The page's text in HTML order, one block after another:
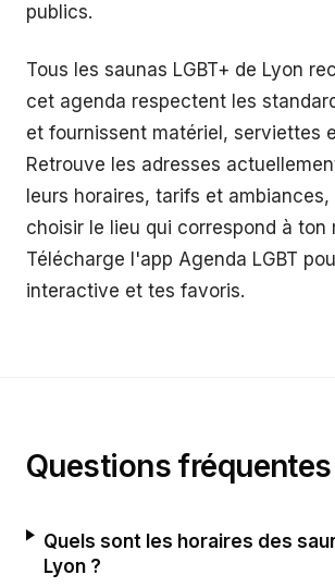
publics.
Tous les saunas LGBT+ de Lyon
cet agenda respectent les
et fournissent matériel, serviettes
Retrouve les adresses
leurs horaires, tarifs et
choisir le lieu qui correspond à ton
Télécharge l'app Agenda LGBT
interactive et tes favoris.
Questions fréquentes
Quels sont les horaires des
Lyon ?